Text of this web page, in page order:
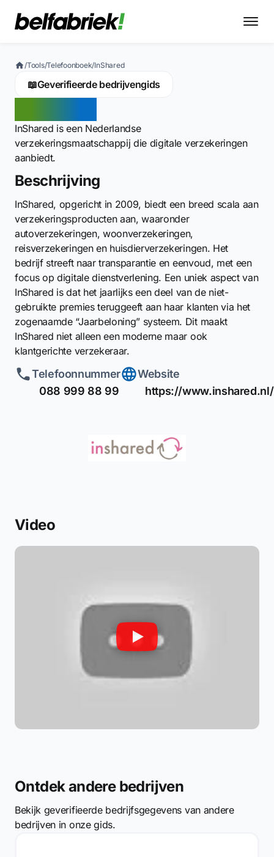
/Tools/Telefoonboek/InShared
📖Geverifieerde bedrijvengids
InShared is een Nederlandse
verzekeringsmaatschappij die digitale verzekeringen
aanbiedt.
Beschrijving
InShared, opgericht in 2009, biedt een breed scala aan
verzekeringsproducten aan, waaronder
autoverzekeringen, woonverzekeringen,
reisverzekeringen en huisdierverzekeringen. Het
bedrijf streeft naar transparantie en eenvoud, met een
focus op digitale dienstverlening. Een uniek aspect van
InShared is dat het jaarlijks een deel van de niet-
gebruikte premies teruggeeft aan haar klanten via het
zogenaamde “Jaarbeloning” systeem. Dit maakt
InShared niet alleen een moderne maar ook
klantgerichte verzekeraar.
Telefoonnummer
088 999 88 99
Website
https://www.inshared.nl/
Video
Ontdek andere bedrijven
Bekijk geverifieerde bedrijfsgegevens van andere
bedrijven in onze gids.